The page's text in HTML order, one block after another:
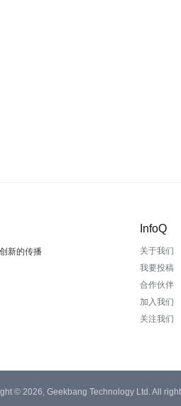
新的传播
InfoQ
关于我们
我要投稿
合作伙伴
加入我们
关注我们
© 2026, Geekbang Technology Ltd. All